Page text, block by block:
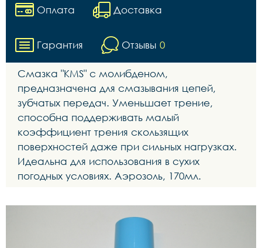
Оплата Доставка
Гарантия Отзывы 0
Смазка "KMS" с молибденом,
предназначена для смазывания цепей,
зубчатых передач. Уменьшает трение,
способна поддерживать малый
коэффициент трения скользящих
поверхностей даже при сильных нагрузках.
Идеальна для использования в сухих
погодных условиях. Аэрозоль, 170мл.